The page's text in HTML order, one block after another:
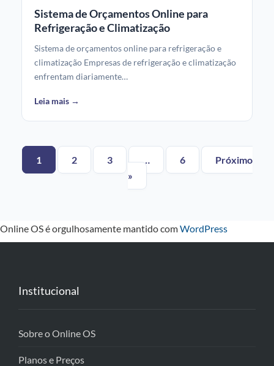
Sistema de Orçamentos Online para
Refrigeração e Climatização
Sistema de orçamentos online para refrigeração e
climatização Empresas de refrigeração e climatização
enfrentam diariamente…
Leia mais →
1 2 3 … 6
Próximo
»
Online OS é orgulhosamente mantido comWordPress
Institucional
Sobre o Online OS
Planos e Preços